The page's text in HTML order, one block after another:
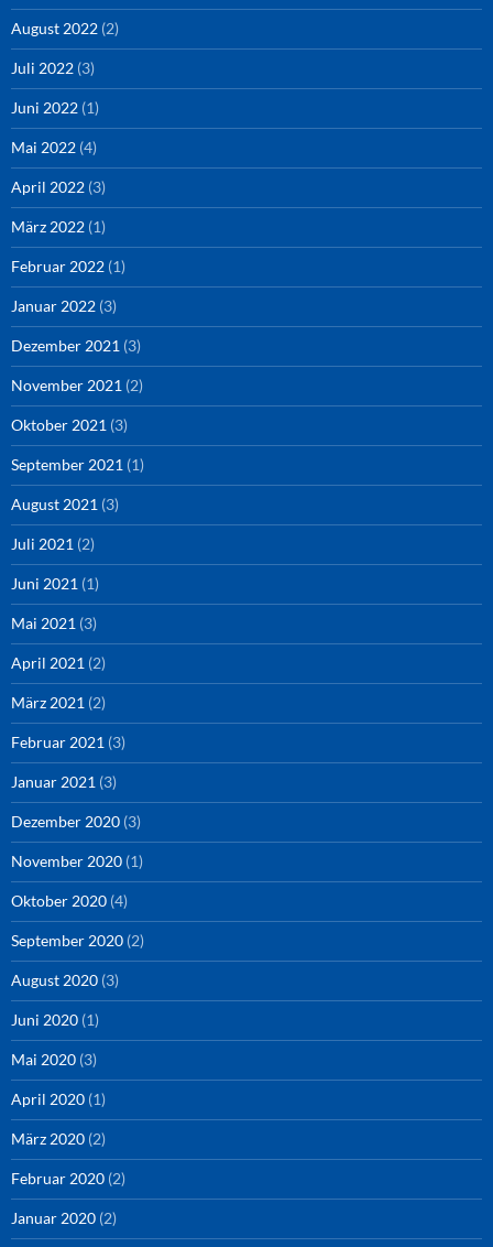
August 2022 (2)
Juli 2022 (3)
Juni 2022 (1)
Mai 2022 (4)
April 2022 (3)
März 2022 (1)
Februar 2022 (1)
Januar 2022 (3)
Dezember 2021 (3)
November 2021 (2)
Oktober 2021 (3)
September 2021 (1)
August 2021 (3)
Juli 2021 (2)
Juni 2021 (1)
Mai 2021 (3)
April 2021 (2)
März 2021 (2)
Februar 2021 (3)
Januar 2021 (3)
Dezember 2020 (3)
November 2020 (1)
Oktober 2020 (4)
September 2020 (2)
August 2020 (3)
Juni 2020 (1)
Mai 2020 (3)
April 2020 (1)
März 2020 (2)
Februar 2020 (2)
Januar 2020 (2)